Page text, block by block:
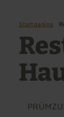
Startpagina